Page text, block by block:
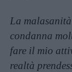
La
condanna
fare il mio
realtà